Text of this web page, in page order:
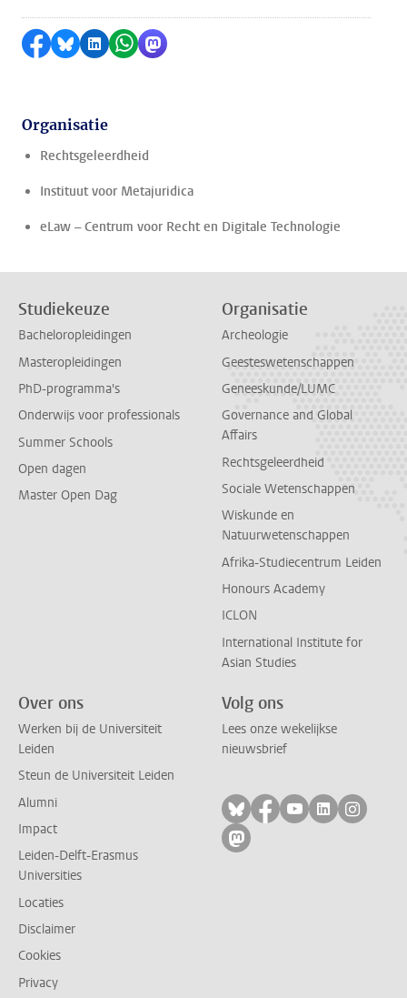
Delen op Facebook
Delen via Bluesky
Delen op LinkedIn
Delen via WhatsApp
Delen via Mastodon
Organisatie
Rechtsgeleerdheid
Instituut voor Metajuridica
eLaw – Centrum voor Recht en Digitale Technologie
Studiekeuze
Bacheloropleidingen
Masteropleidingen
PhD-programma's
Onderwijs voor professionals
Summer Schools
Open dagen
Master Open Dag
Organisatie
Archeologie
Geesteswetenschappen
Geneeskunde/LUMC
Governance and Global
Affairs
Rechtsgeleerdheid
Sociale Wetenschappen
Wiskunde en
Natuurwetenschappen
Afrika-Studiecentrum Leiden
Honours Academy
ICLON
International Institute for
Asian Studies
Over ons
Werken bij de Universiteit
Leiden
Steun de Universiteit Leiden
Alumni
Impact
Leiden-Delft-Erasmus
Universities
Locaties
Disclaimer
Cookies
Privacy
Volg ons
Lees onze wekelijkse
nieuwsbrief
Volg ons op bluesky
Volg ons op
Volg ons op
Volg ons
Volg
Volg ons op mastodon